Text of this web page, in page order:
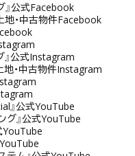
』公式Facebook
地・中古物件Facebook
』公式Instagram
地・中古物件Instagram
』公式YouTube
グ』公式YouTube
YouTube
YouTube